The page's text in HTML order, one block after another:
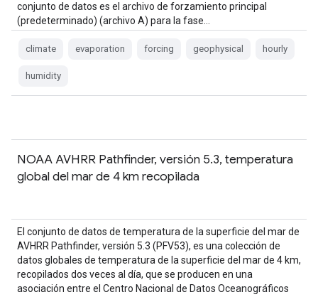
conjunto de datos es el archivo de forzamiento principal
(predeterminado) (archivo A) para la fase…
climate evaporation forcing geophysical hourly
humidity
NOAA AVHRR Pathfinder, versión 5.3, temperatura
global del mar de 4 km recopilada
El conjunto de datos de temperatura de la superficie del mar de
AVHRR Pathfinder, versión 5.3 (PFV53), es una colección de
datos globales de temperatura de la superficie del mar de 4 km,
recopilados dos veces al día, que se producen en una
asociación entre el Centro Nacional de Datos Oceanográficos